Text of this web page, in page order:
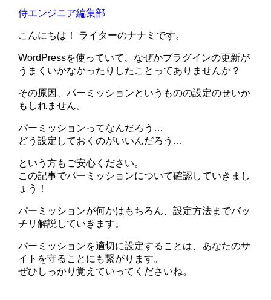
侍エンジニア編集部
こんにちは！ ライターのナナミです。
WordPressを使っていて、なぜかプラグインの更新が
うまくいかなかったりしたことってありませんか？
その原因、パーミッションというものの設定のせいか
もしれません。
パーミッションってなんだろう…
どう設定しておくのがいいんだろう…
という方もご安心ください。
この記事でパーミッションについて確認していきまし
ょう！
パーミッションが何かはもちろん、設定方法までバッ
チリ解説していきます。
パーミッションを適切に設定することは、あなたのサ
イトを守ることにも繋がります。
ぜひしっかり覚えていってくださいね。